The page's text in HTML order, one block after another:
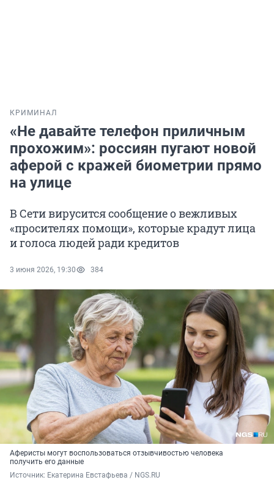
КРИМИНАЛ
«Не давайте телефон приличным
прохожим»: россиян пугают новой
аферой с кражей биометрии прямо
на улице
В Сети вирусится сообщение о вежливых
«просителях помощи», которые крадут лица
и голоса людей ради кредитов
3 июня 2026, 19:30 384
Аферисты могут воспользоваться отзывчивостью человека
получить его данные
Источник: Екатерина Евстафьева / NGS.RU